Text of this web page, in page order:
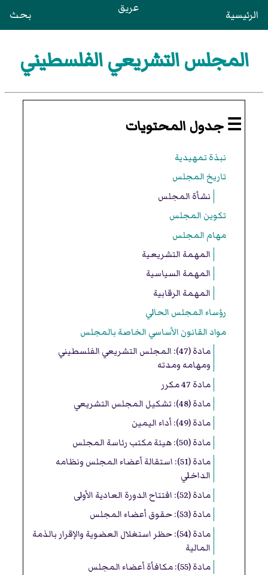
الرئيسية عريق بحث
المجلس التشريعي الفلسطيني
☰ جدول المحتويات
نبذة تمهيدية
تاريخ المجلس
نشأة المجلس
تكوين المجلس
مهام المجلس
المهمة التشريعية
المهمة السياسية
المهمة الرقابية
رؤساء المجلس الحالي
مواد القانون الأساسي الخاصة بالمجلس
مادة (47): المجلس التشريعي الفلسطيني
ومهامه ومدته
مادة 47 مكرر
مادة (48): تشكيل المجلس التشريعي
مادة (49): أداء اليمين
مادة (50): هيئة مكتب رئاسة المجلس
مادة (51): استقالة أعضاء المجلس ونظامه
الداخلي
مادة (52): افتتاح الدورة العادية الأولى
مادة (53): حقوق أعضاء المجلس
مادة (54): حظر استغلال العضوية والإقرار بالذمة
المالية
مادة (55): مكافأة أعضاء المجلس